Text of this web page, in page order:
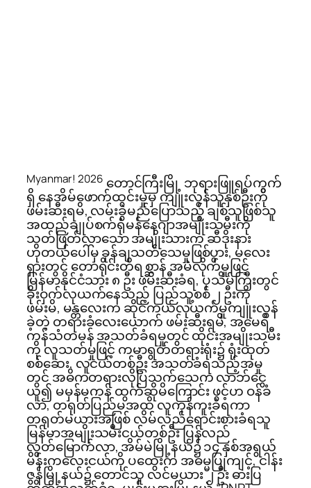
Myanmar! 2026 တောင်ကြီးမြို့ ဘုရားဖြူရပ်ကွက်
ရှိ နေအိမ်ဖောက်ထွင်းမှုမှ ကျူးလွန်သူနှစ်ဦးကို
ဖမ်းဆီးရမိ, လမ်းခွဲမည်ပြောသည့် ချစ်သူဖြစ်သူ
အထည်ချုပ်စက်ရုံမန်နေဂျာအမျိုးသမီးကို
သတ်ဖြတ်လာသော အမျိုးသားက ဆီဒိုးနား
ဟိုတယ်ပေါ်မှ ခုန်ချသတ်သေမှုဖြစ်ပွား, မလေး
ရှားတွင် တောရိုင်းတိရစ္ဆာန် အမဲလိုက်မှုဖြင့်
မြန်မာနိုင်ငံသား ၈ ဦး ဖမ်းဆီးခံရ, ပုသိမ်ကြီးတွင်
ခိုးဝှက်လုယက်နေသည့် ပြည်သူ့စစ် ၂ ဦးကို
ဖမ်းမိ, မန္တလေးက ဆိုင်ကယ်လုယက်မှုကျူးလွန်
ခဲ့တဲ့ တရားခံလေးယောက် ဖမ်းဆီးရမိ, အမေရိ
ကန်သံတမန် အသတ်ခံရမှုတွင် ထိုင်းအမျိုးသမီး
ကို လူသတ်မှုဖြင့် ကမာရွတ်တရားရုံး၌ ရုံးထုတ်
စစ်ဆေး, လူငယ်တစ်ဦး အသတ်ခံရသည့်အမှု
တွင် အဓိကတရားလိုပြသက်သေက လာဘ်ငွေ
ယူ၍ မမှန်မကန် ထွက်ဆိုမိကြောင်း ဖွင့်ဟ ဝန်ခံ
လာ, တရုတ်ပြည်မအထိ လူကုန်ကူးခံရကာ
တရုတ်မယားအဖြစ် လိမ်လည်ရောင်းစားခံရသူ
မြန်မာအမျိုးသမီးငယ်တစ်ဦး ပြန်လည်
လွတ်မြောက်လာ, အိမ်မဲမြို့နယ်၌ ၁၄ နှစ်အရွယ်
မိန်းကလေးငယ်ကို ပထွေးက အဓမ္မပြုကျင့်, ငါန်း
ဇွန်မြို့နယ်၌ တောင်သူ လင်မယား ၂ ဦး ဓားပြ